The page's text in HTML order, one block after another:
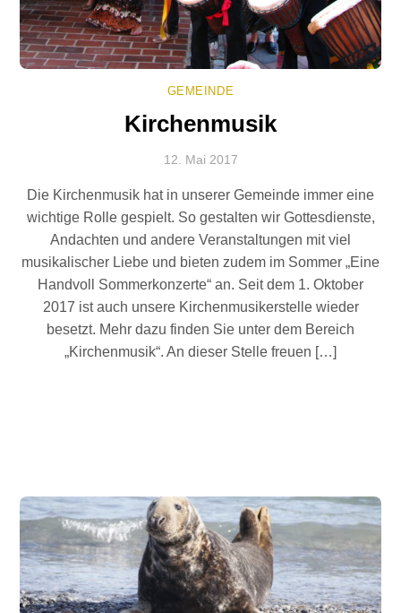
GEMEINDE
Kirchenmusik
12. Mai 2017
Die Kirchenmusik hat in unserer Gemeinde immer eine
wichtige Rolle gespielt. So gestalten wir Gottesdienste,
Andachten und andere Veranstaltungen mit viel
musikalischer Liebe und bieten zudem im Sommer „Eine
Handvoll Sommerkonzerte“ an. Seit dem 1. Oktober
2017 ist auch unsere Kirchenmusikerstelle wieder
besetzt. Mehr dazu finden Sie unter dem Bereich
„Kirchenmusik“. An dieser Stelle freuen […]